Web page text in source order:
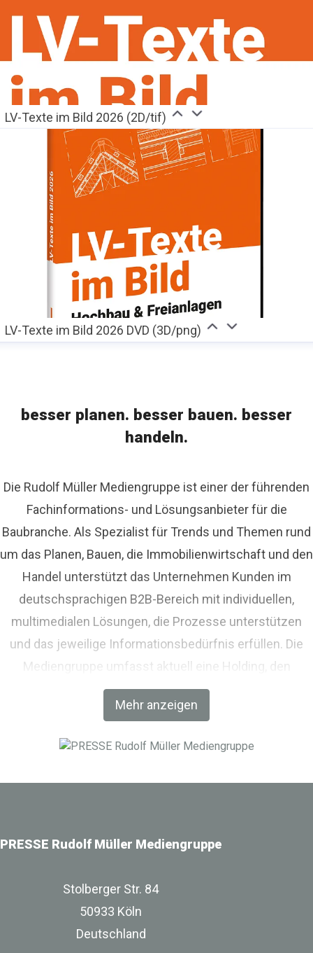
LV-Texte im Bild 2026 (2D/tif)
LV-Texte im Bild 2026 DVD (3D/png)
besser planen. besser bauen. besser
handeln.
Mehr anzeigen
Die Rudolf Müller Mediengruppe ist einer der führenden
Fachinformations- und Lösungsanbieter für die
Baubranche. Als Spezialist für Trends und Themen rund
um das Planen, Bauen, die Immobilienwirtschaft und den
Handel unterstützt das Unternehmen Kunden im
deutschsprachigen B2B-Bereich mit individuellen,
multimedialen Lösungen, die Prozesse unterstützen
und das jeweilige Informationsbedürfnis erfüllen. Die
Mediengruppe umfasst aktuell eine Holding, den
Fachverlag RM Rudolf Müller Medien und mit der BIM
World MUNICH eine Netzwerkplattform für Akteure der
PRESSE Rudolf Müller Mediengruppe
Stolberger Str. 84
50933 Köln
Deutschland